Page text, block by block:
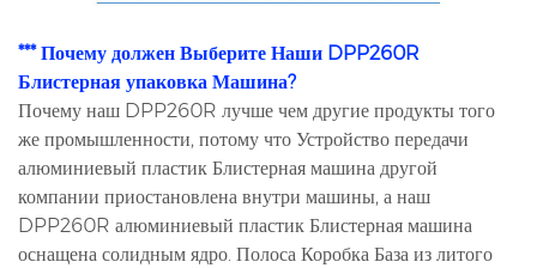
*** Почему должен Выберите Наши DPP260R
Блистерная упаковка Машина?
Почему наш DPP260R лучше чем другие продукты того
же промышленности, потому что Устройство передачи
алюминиевый пластик Блистерная машина другой
компании приостановлена ​​внутри машины, а наш
DPP260R алюминиевый пластик Блистерная машина
оснащена солидным ядро. Полоса Коробка База из литого